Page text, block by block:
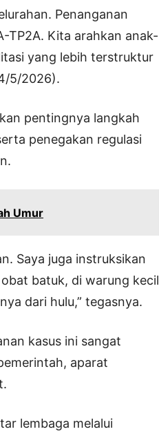
Penanganan
TP2A. Kita arahkan anak-
yang lebih terstruktur
5/2026).
pentingnya langkah
penegakan regulasi
Umur
Saya juga instruksikan
batuk, di warung kecil
dari hulu,” tegasnya.
kasus ini sangat
aparat
lembaga melalui